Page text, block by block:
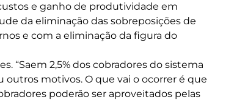
e ganho de produtividade em
da eliminação das sobreposições de
e com a eliminação da figura do
“Saem 2,5% dos cobradores do sistema
motivos. O que vai o ocorrer é que
poderão ser aproveitados pelas